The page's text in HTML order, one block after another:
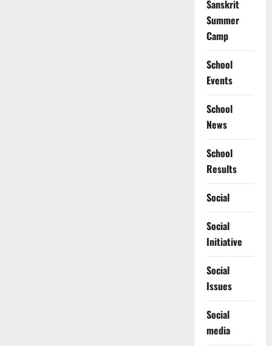
Sanskrit
Summer
Camp
School
Events
School
News
School
Results
Social
Social
Initiative
Social
Issues
Social
media